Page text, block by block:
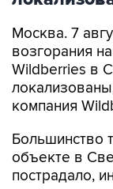
Wildberries в
компания
Большинство
пострадало,
на месте
службы.